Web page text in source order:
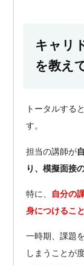
キャリ
を教え
トータルする
す。
担当の講師が
り、模擬面接
特に、
自分の
身につけるこ
一時期、課題
しまうことが